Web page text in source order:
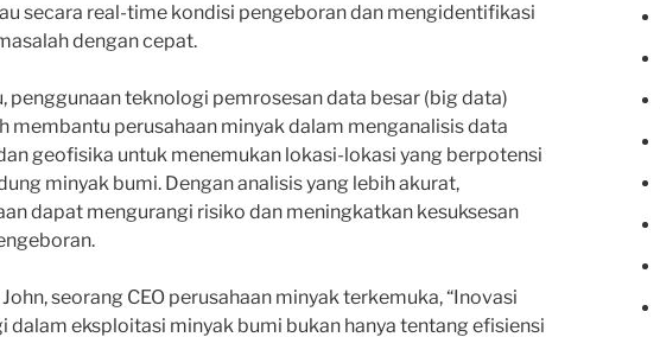
secara real-time kondisi pengeboran dan mengidentifikasi
dengan cepat.
penggunaan teknologi pemrosesan data besar (big data)
membantu perusahaan minyak dalam menganalisis data
geofisika untuk menemukan lokasi-lokasi yang berpotensi
minyak bumi. Dengan analisis yang lebih akurat,
dapat mengurangi risiko dan meningkatkan kesuksesan
seorang CEO perusahaan minyak terkemuka, “Inovasi
dalam eksploitasi minyak bumi bukan hanya tentang efisiensi